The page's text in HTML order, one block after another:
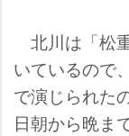
北川は「松
いているので
で演じられた
日朝から晩ま